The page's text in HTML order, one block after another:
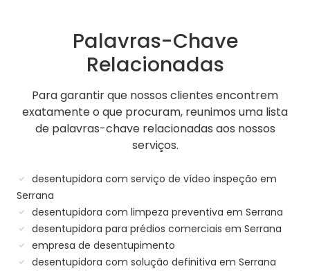
Palavras-Chave
Relacionadas
Para garantir que nossos clientes encontrem
exatamente o que procuram, reunimos uma lista
de palavras-chave relacionadas aos nossos
serviços.
desentupidora com serviço de vídeo inspeção em
Serrana
desentupidora com limpeza preventiva em Serrana
desentupidora para prédios comerciais em Serrana
empresa de desentupimento
desentupidora com solução definitiva em Serrana